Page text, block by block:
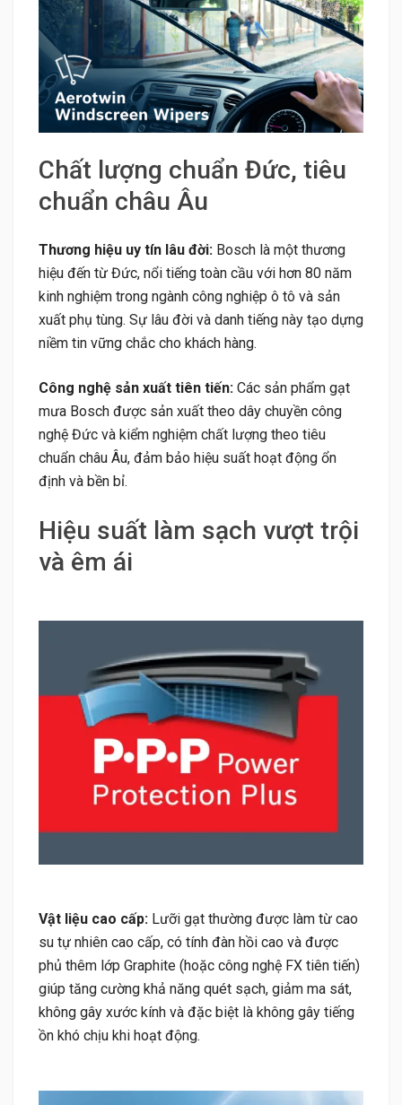
Chất lượng chuẩn Đức, tiêu
chuẩn châu Âu
Thương hiệu uy tín lâu đời: Bosch là một thương
hiệu đến từ Đức, nổi tiếng toàn cầu với hơn 80 năm
kinh nghiệm trong ngành công nghiệp ô tô và sản
xuất phụ tùng. Sự lâu đời và danh tiếng này tạo dựng
niềm tin vững chắc cho khách hàng.
Công nghệ sản xuất tiên tiến: Các sản phẩm gạt
mưa Bosch được sản xuất theo dây chuyền công
nghệ Đức và kiểm nghiệm chất lượng theo tiêu
chuẩn châu Âu, đảm bảo hiệu suất hoạt động ổn
định và bền bỉ.
Hiệu suất làm sạch vượt trội
và êm ái
Vật liệu cao cấp: Lưỡi gạt thường được làm từ cao
su tự nhiên cao cấp, có tính đàn hồi cao và được
phủ thêm lớp Graphite (hoặc công nghệ FX tiên tiến)
giúp tăng cường khả năng quét sạch, giảm ma sát,
không gây xước kính và đặc biệt là không gây tiếng
ồn khó chịu khi hoạt động.